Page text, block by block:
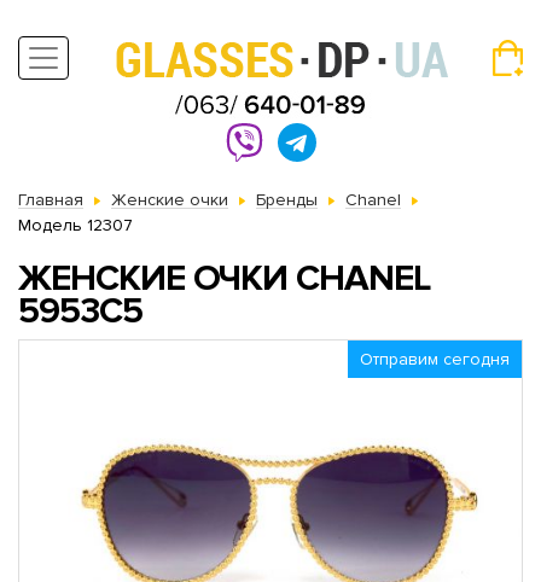
Главная Женские очки Бренды
Chanel
Модель 12307
ЖЕНСКИЕ ОЧКИ CHANEL
5953C5
Отправим сегодня